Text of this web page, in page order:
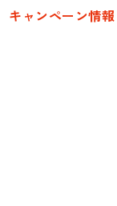
キャンペーン情報